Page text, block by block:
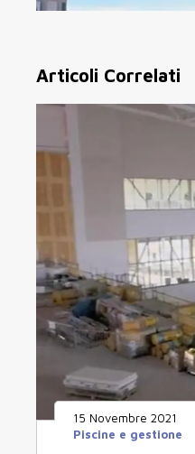
Articoli Correlati
15 Novembre 2021
Piscine e gestione